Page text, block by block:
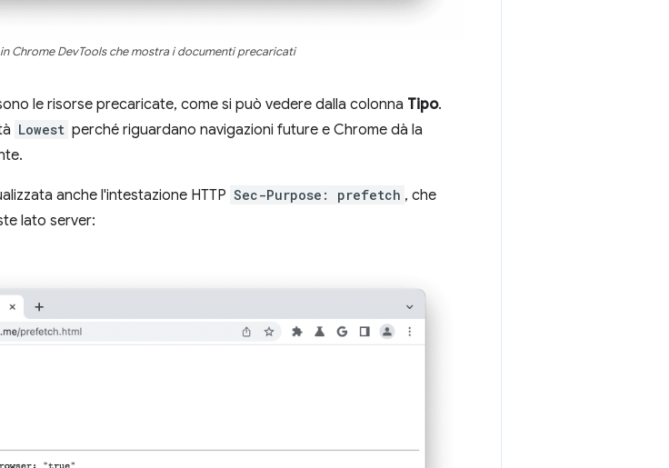
Chrome DevTools che mostra i documenti precaricati
le risorse precaricate, come si può vedere dalla colonna Tipo.
Lowest perché riguardano navigazioni future e Chrome dà la
anche l'intestazione HTTP Sec-Purpose: prefetch , che
lato server: